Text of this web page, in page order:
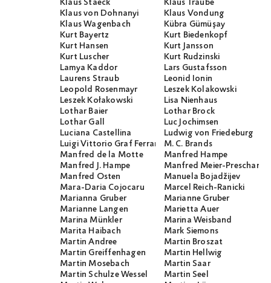
Klaus Staeck
Klaus Traube
Klaus von Dohnanyi
Klaus Vondung
Klaus Wagenbach
Kübra Gümüşay
Kurt Bayertz
Kurt Biedenkopf
Kurt Hansen
Kurt Jansson
Kurt Luscher
Kurt Rudzinski
Lamya Kaddor
Lars Gustafsson
Laurens Straub
Leonid Ionin
Leopold Rosenmayr
Leszek Kolakowski
Leszek Kołakowski
Lisa Nienhaus
Lothar Baier
Lothar Brock
Lothar Gall
Luc Jochimsen
Luciana Castellina
Ludwig von Friedeburg
Luigi Vittorio Graf Ferraris
M. C. Brands
Manfred de la Motte
Manfred Hampe
Manfred J. Hampe
Manfred Meier-Preschany
Manfred Osten
Manuela Bojadžijev
Mara-Daria Cojocaru
Marcel Reich-Ranicki
Marianna Gruber
Marianne Gruber
Marianne Langen
Marietta Auer
Marina Münkler
Marina Weisband
Marita Haibach
Mark Siemons
Martin Andree
Martin Broszat
Martin Greiffenhagen
Martin Hellwig
Martin Mosebach
Martin Saar
Martin Schulze Wessel
Martin Seel